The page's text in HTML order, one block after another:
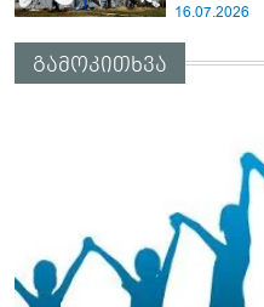
16.07.2026
გამოკითხვა